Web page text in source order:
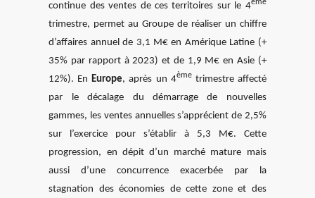
continue des ventes de ces territoires sur le 4ème
trimestre, permet au Groupe de réaliser un chiffre
d’affaires annuel de 3,1 M€ en Amérique Latine (+
35% par rapport à 2023) et de 1,9 M€ en Asie (+
12%). EnEurope, après un 4èmetrimestre affecté
par le décalage du démarrage de nouvelles
gammes, les ventes annuelles s’apprécient de 2,5%
sur l’exercice pour s’établir à 5,3 M€. Cette
progression, en dépit d’un marché mature mais
aussi d’une concurrence exacerbée par la
stagnation des économies de cette zone et des